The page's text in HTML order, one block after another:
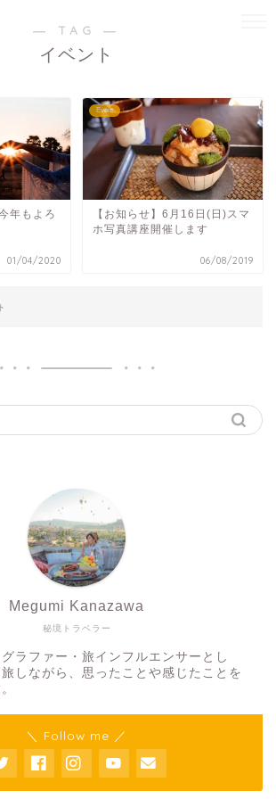
― TAG ―
イベント
年もよろ
01/04/2020
Event
【お知らせ】6月16日(日)スマ
ホ写真講座開催します
06/08/2019
秘境トラベラー
Megumi Kanazawa
グラファー・旅インフルエンサーとし
しながら、思ったことや感じたことを
＼ Follow me ／